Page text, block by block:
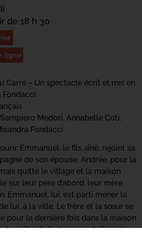
de 18 h 30
ligne
Carré – Un spectacle écrit et mis en
Fondacci
Medori, Annabelle Coti,
Fondacci
Emmanuel, le fils aîné, rejoint sa
de son épouse, Andrée, pour la
quitté le village et la maison
sur leur père d’abord, leur mère
Emmanuel, lui, est parti mener la
lui, à la ville. Le frère et la sœur se
pour la dernière fois dans la maison
la veille de l’enterrement. Quand